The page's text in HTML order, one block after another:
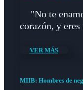
"No te
corazón, y
VER MÁS
MIIB: Hombres de